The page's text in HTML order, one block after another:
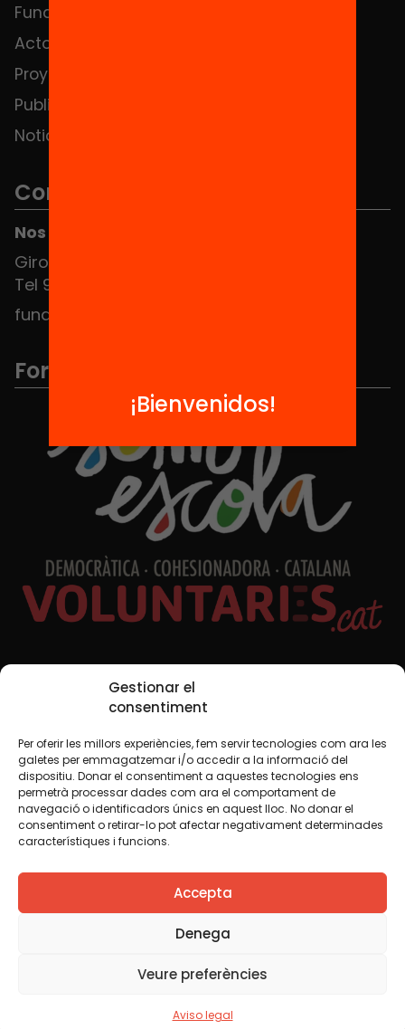
Gestionar el
consentiment
Per oferir les millors experiències, fem servir tecnologies com ara les
galetes per emmagatzemar i/o accedir a la informació del
dispositiu. Donar el consentiment a aquestes tecnologies ens
permetrà processar dades com ara el comportament de
navegació o identificadors únics en aquest lloc. No donar el
consentiment o retirar-lo pot afectar negativament determinades
característiques i funcions.
Accepta
Denega
Veure preferències
Aviso legal
Fundación
Actos
Proyectos
Publicaciones y vídeos
Noticias
Contacto
Nos puedes encontrar en el HUB Social
Girona 34, interior 08010 Barcelona
Tel 934 588 700
fundacio@equitat.org
Formamos parte de...
Redes sociales
TWT YTB IG FB IN
Aviso legalPolítica de cookies
Creemos que el conocimiento debe compartirse. Por eso
utilizamos una licencia Creative Commons, salvo que en
algún material indiquemos lo contrario. Le animamos a
copiar, redistribuir, remezclar o transformar y crear los
incluida la comercial. Sólo le pedimos que reconozca la
¡Bienvenidos!